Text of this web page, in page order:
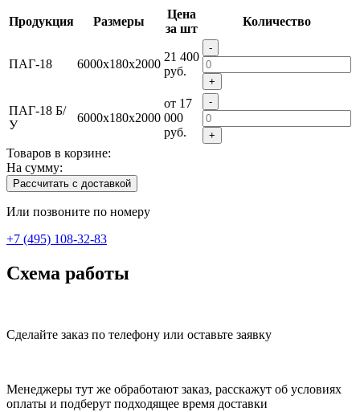
Продукция Размеры
Цена
за шт
Количество
ПАГ-18 6000х180х2000
21 400
руб.
-
+
ПАГ-18 Б/
У
6000х180х2000
от 17
000
руб.
-
+
Товаров в корзине:
На сумму:
Рассчитать с доставкой
Или позвоните по номеру
+7 (495) 108-32-83
Схема работы
Сделайте заказ по телефону или оставьте заявку
Менеджеры тут же обработают заказ, расскажут об условиях
оплаты и подберут подходящее время доставки